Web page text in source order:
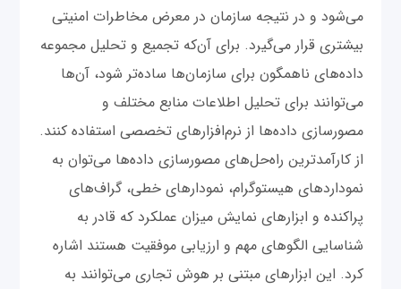
می‌شود و در نتیجه سازمان در معرض مخاطرات امنیتی
بیشتری قرار می‌گیرد. برای آن‌که تجمیع و تحلیل مجموعه
داده‌های ناهمگون برای سازمان‌ها ساده‌تر شود، آن‌ها
می‌توانند برای تحلیل اطلاعات منابع مختلف و
مصورسازی داده‌ها از نرم‌افزارهای تخصصی استفاده کنند.
از کارآمدترین راه‌حل‌های مصورسازی داده‌ها می‌توان به
نموداردهای هیستوگرام، نمودارهای خطی، گراف‌های
پراکنده و ابزارهای نمایش میزان عملکرد که قادر به
شناسایی الگوهای مهم و ارزیابی موفقیت هستند اشاره
کرد. این ابزارهای مبتنی بر هوش تجاری می‌توانند به